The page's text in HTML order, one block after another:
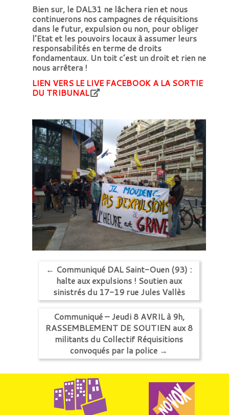
Bien sur, le DAL31 ne lâchera rien et nous
continuerons nos campagnes de réquisitions
dans le futur, expulsion ou non, pour obliger
l’Etat et les pouvoirs locaux à assumer leurs
responsabilités en terme de droits
fondamentaux. Un toit c’est un droit et rien ne
nous arrêtera !
LIEN VERS LE LIVE FACEBOOK A LA SORTIE
DU TRIBUNAL
← Communiqué DAL Saint-Ouen (93) :
halte aux expulsions ! Soutien aux
sinistrés du 17-19 rue Jules Vallès
Communiqué – Jeudi 8 AVRIL à 9h,
RASSEMBLEMENT DE SOUTIEN aux 8
militants du Collectif Réquisitions
convoqués par la police →